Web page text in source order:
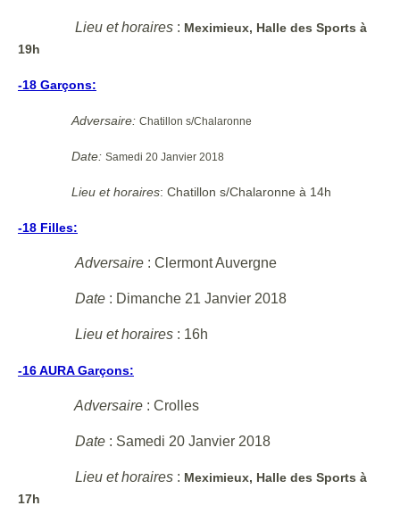
Lieu et horaires : Meximieux, Halle des Sports à
19h
-18 Garçons:
Adversaire: Chatillon s/Chalaronne
Date: Samedi 20 Janvier 2018
Lieu et horaires: Chatillon s/Chalaronne à 14h
-18 Filles:
Adversaire : Clermont Auvergne
Date : Dimanche 21 Janvier 2018
Lieu et horaires : 16h
-16 AURA Garçons:
Adversaire : Crolles
Date : Samedi 20 Janvier 2018
Lieu et horaires : Meximieux, Halle des Sports à
17h